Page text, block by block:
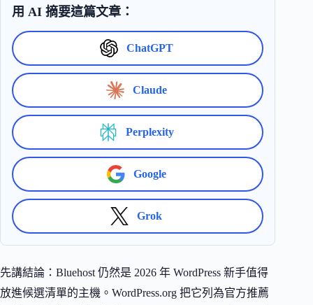
用 AI 摘要這篇文章：
ChatGPT
Claude
Perplexity
Google
Grok
先講結論：Bluehost 仍然是 2026 年 WordPress 新手值得
放進候選清單的主機。WordPress.org 把它列為官方推薦